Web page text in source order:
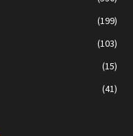
(199)
(103)
(15)
(41)